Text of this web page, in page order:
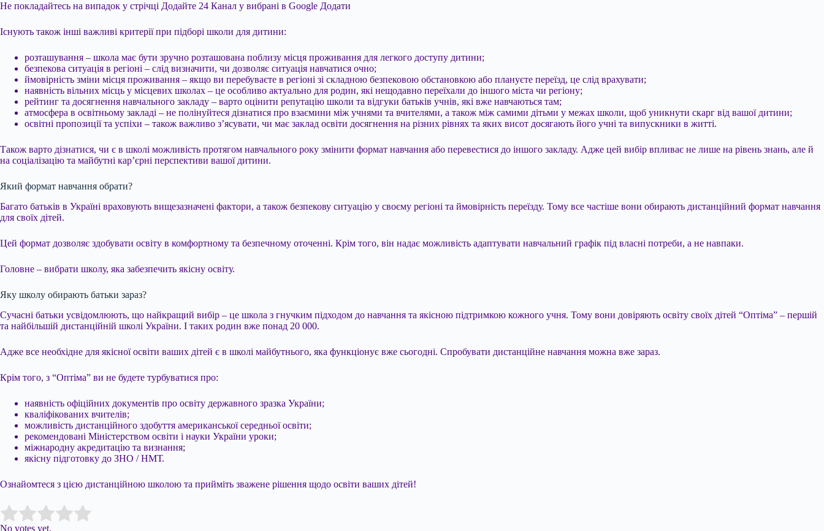
Не покладайтесь на випадок у стрічці Додайте 24 Канал у вибрані в Google Додати
Існують також інші важливі критерії при підборі школи для дитини:
розташування – школа має бути зручно розташована поблизу місця проживання для легкого доступу дитини;
безпекова ситуація в регіоні – слід визначити, чи дозволяє ситуація навчатися очно;
ймовірність зміни місця проживання – якщо ви перебуваєте в регіоні зі складною безпековою обстановкою або плануєте переїзд, це слід врахувати;
наявність вільних місць у місцевих школах – це особливо актуально для родин, які нещодавно переїхали до іншого міста чи регіону;
рейтинг та досягнення навчального закладу – варто оцінити репутацію школи та відгуки батьків учнів, які вже навчаються там;
атмосфера в освітньому закладі – не полінуйтеся дізнатися про взаємини між учнями та вчителями, а також між самими дітьми у межах школи, щоб уникнути скарг від вашої дитини;
освітні пропозиції та успіхи – також важливо з’ясувати, чи має заклад освіти досягнення на різних рівнях та яких висот досягають його учні та випускники в житті.
Також варто дізнатися, чи є в школі можливість протягом навчального року змінити формат навчання або перевестися до іншого закладу. Адже цей вибір впливає не лише на рівень знань, але й
на соціалізацію та майбутні кар’єрні перспективи вашої дитини.
Який формат навчання обрати?
Багато батьків в Україні враховують вищезазначені фактори, а також безпекову ситуацію у своєму регіоні та ймовірність переїзду. Тому все частіше вони обирають дистанційний формат навчання
для своїх дітей.
Цей формат дозволяє здобувати освіту в комфортному та безпечному оточенні. Крім того, він надає можливість адаптувати навчальний графік під власні потреби, а не навпаки.
Головне – вибрати школу, яка забезпечить якісну освіту.
Яку школу обирають батьки зараз?
Сучасні батьки усвідомлюють, що найкращий вибір – це школа з гнучким підходом до навчання та якісною підтримкою кожного учня. Тому вони довіряють освіту своїх дітей “Оптіма” – першій
та найбільшій дистанційній школі України. І таких родин вже понад 20 000.
Адже все необхідне для якісної освіти ваших дітей є в школі майбутнього, яка функціонує вже сьогодні. Спробувати дистанційне навчання можна вже зараз.
Крім того, з “Оптіма” ви не будете турбуватися про:
наявність офіційних документів про освіту державного зразка України;
кваліфікованих вчителів;
можливість дистанційного здобуття американської середньої освіти;
рекомендовані Міністерством освіти і науки України уроки;
міжнародну акредитацію та визнання;
якісну підготовку до ЗНО / НМТ.
Ознайомтеся з цією дистанційною школою та прийміть зважене рішення щодо освіти ваших дітей!
Rate this item:
No votes yet.